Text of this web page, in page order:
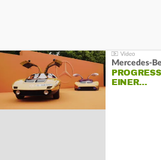
Mercedes-
EINER…